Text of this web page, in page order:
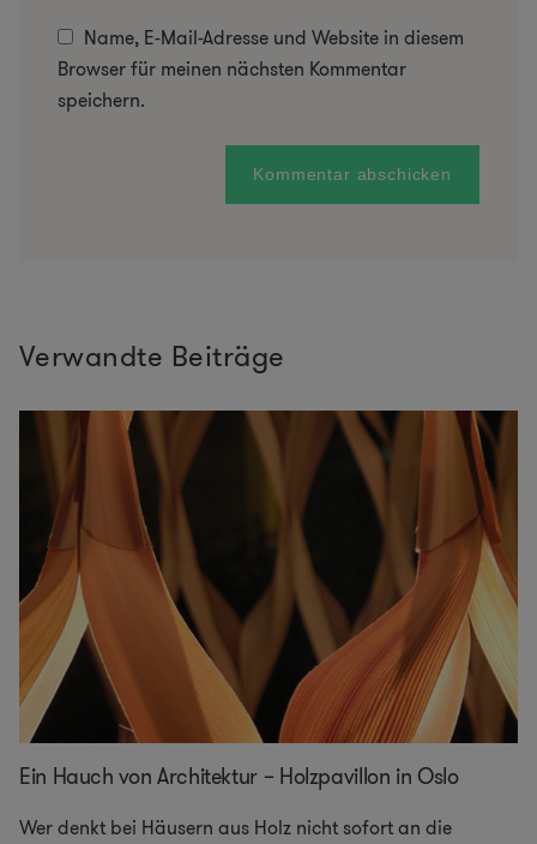
Name, E-Mail-Adresse und Website in diesem
Browser für meinen nächsten Kommentar
speichern.
Verwandte Beiträge
Ein Hauch von Architektur – Holzpavillon in Oslo
Wer denkt bei Häusern aus Holz nicht sofort an die